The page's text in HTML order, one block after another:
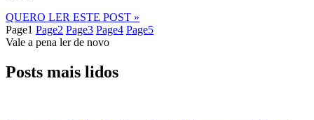
QUERO LER ESTE POST »
Page1 Page2 Page3 Page4 Page5
Vale a pena ler de novo
Posts mais lidos